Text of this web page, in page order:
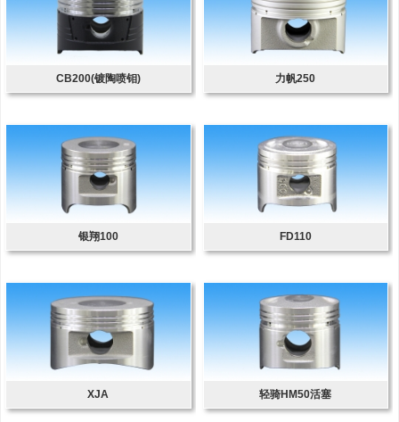
CB200(镀陶喷钼) 力帆250
银翔100 FD110
XJA 轻骑HM50活塞